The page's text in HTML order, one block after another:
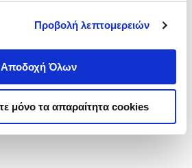
Προβολή λεπτομερειών
Αποδοχή Όλων
μόνο τα απαραίτητα cookies